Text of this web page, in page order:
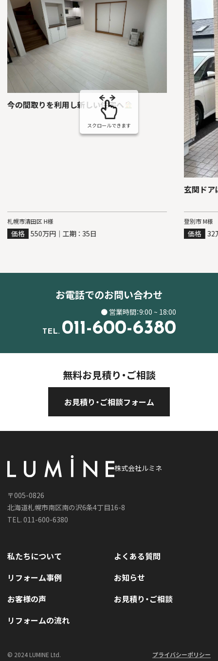
今の間取りを利用し新しい住宅へ
札幌市清田区 H様
価格 550万円｜工期 ： 35日
玄関ドア
登別市 M様
価格 32
スクロールできます
お電話でのお問い合わせ
● 営業時間：9:00 ~ 18:00
TEL. 011-600-6380
無料お見積り・ご相談
お見積り・ご相談フォーム
株式会社ルミネ
〒005-0826
北海道札幌市南区南の沢6条4丁目16-8
TEL. 011-600-6380
私たちについて
リフォーム事例
お客様の声
リフォームの流れ
よくある質問
お知らせ
お見積り・ご相談
© 2024 LUMINE Ltd. プライバシーポリシー